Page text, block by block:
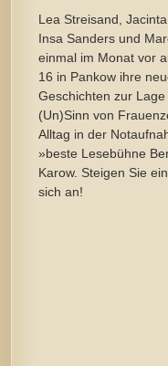
Lea Streisand,
Insa Sanders und
einmal im Monat vor
16 in Pankow ihre
Geschichten zur
(Un)Sinn von
Alltag in der
»beste Lesebühne
Karow. Steigen Sie
sich an!